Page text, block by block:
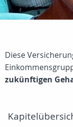
Diese
zukünftigen